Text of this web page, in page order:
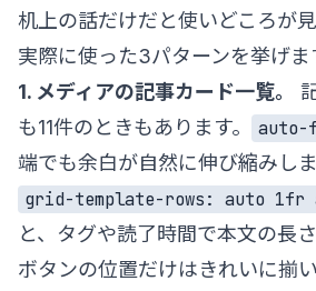
机上の話だけだと使いどころが
実際に使った3パターンを挙げま
1. メディアの記事カード一覧。
も11件のときもあります。
端でも余白が自然に伸び縮みし
grid-template-rows: auto 1fr
と、タグや読了時間で本文の長
ボタンの位置だけはきれいに揃い